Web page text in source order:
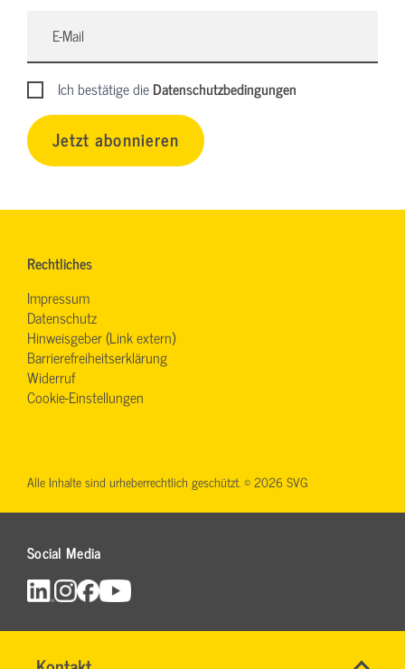
Name*
Ich bestätige dieDatenschutzbedingungen
Jetzt abonnieren
Rechtliches
Impressum
Datenschutz
Hinweisgeber (Link extern)
Barrierefreiheitserklärung
Widerruf
Cookie-Einstellungen
Social Media
Alle Inhalte sind urheberrechtlich geschützt. © 2026 SVG